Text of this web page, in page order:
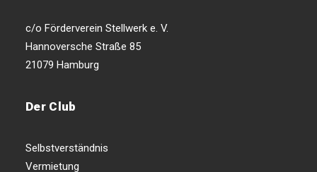
c/o Förderverein Stellwerk e. V.
Hannoversche Straße 85
21079 Hamburg
Der Club
Selbstverständnis
Vermietung